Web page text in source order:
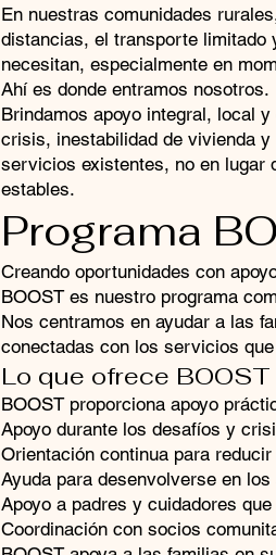
En nuestras comunidades
distancias, el transporte limitado
necesitan, especialmente en
Ahí es donde entramos nosotros.
Brindamos apoyo integral, local
crisis, inestabilidad de vivienda
servicios existentes, no en lugar
estables.
Programa
Creando oportunidades con
BOOST es nuestro programa
Nos centramos en ayudar a las
conectadas con los servicios
Lo que ofrece BOOST
BOOST proporciona apoyo
Apoyo durante los desafíos y
Orientación continua para
Ayuda para desenvolverse en
Apoyo a padres y cuidadores
Coordinación con socios